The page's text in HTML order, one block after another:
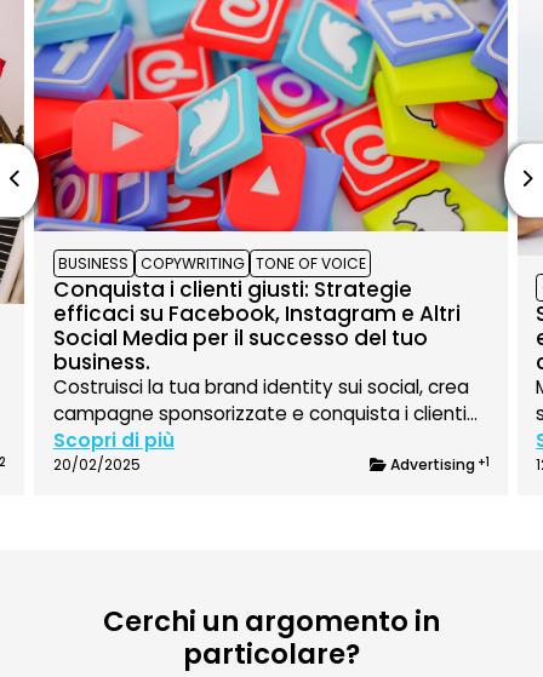
TAG:
BUSINESS TAG:
COPYWRITING TAG:
TONE OF VOICE
Conquista i clienti giusti: Strategie
efficaci su Facebook, Instagram e Altri
Social Media per il successo del tuo
business.
Costruisci la tua brand identity sui social, crea
campagne sponsorizzate e conquista i clienti
giusti per la tua attività!
Scopri di più
20/02/2025 Categoria:
Advertising +1
Cerchi un argomento in
particolare?